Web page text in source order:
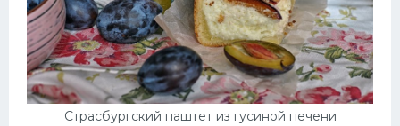
Страсбургский паштет из гусиной печени